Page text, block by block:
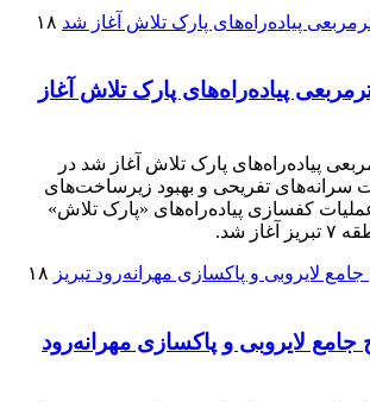
۱۸
۳۱۵۰ مترمربعی پیاده‌راه‌های پارک تلاش آغاز
۳۱۵۰ مترمربعی پیاده‌راه‌های پارک تلاش آغاز شد در
سرانه‌های تفریحی و بهبود زیرساخت‌های
کفسازی پیاده‌راه‌های «پارک تلاش»
شد.
۱۸
لایروبی و پاکسازی مهرانه‌رود